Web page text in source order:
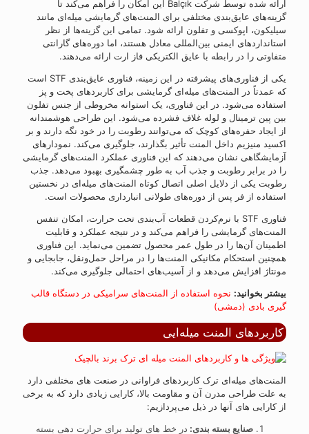
ارائه‌ شده توسط شرکت Balçık این امکان را فراهم می‌کند تا
گزینه‌های عایق‌بندی مختلفی برای المنت‌های گرمایشی میله‌ای مانند
سیلیکون، اپوکسی و تفلون ارائه شود. تمامی این گزینه‌ها از نظر
استانداردهای ایمنی بین‌المللی معادل هستند، اما دوره‌های گارانتی
متفاوتی را در رابطه با عایق الکتریکی فاز ارت ارائه می‌دهند.
یکی از فناوری‌های پیشرفته در این زمینه، فناوری عایق‌بندی STF است
که عمدتاً در المنت‌های میله‌ای گرمایشی برای کاربردهای پخت‌ و پز
استفاده می‌شود. در این فناوری، یک استوانه مخروطی از جنس تفلون
بین پین ترمینال و لوله غلاف فشرده می‌شود. این طراحی هوشمندانه
از ایجاد حفره‌های کوچک که می‌توانند رطوبت را در خود نگه دارند و بر
اکسید منیزیم داخل المنت تأثیر بگذارند، جلوگیری می‌کند. نمودارهای
آزمایشگاهی نشان می‌دهند که این فناوری عملکرد المنت‌های گرمایشی
را در برابر رطوبت و جذب آب به‌ طور چشمگیری بهبود می‌دهد. جذب
رطوبت یکی از دلایل اصلی اتصال کوتاه المنت‌های میله‌ای در نخستین
استفاده از فر پس از دوره‌های طولانی انبارداری محصولات است.
فناوری STF با نرم‌کردن قطعات آب‌بندی تحت حرارت، امکان تنفس
المنت‌های گرمایشی را فراهم می‌کند و در نتیجه عملکرد و قابلیت
اطمینان آن‌ها را در طول عمر محصول تضمین می‌نماید. این فناوری
همچنین استحکام مکانیکی المنت‌ها را در مراحل حمل‌ونقل، جابجایی و
مونتاژ افزایش می‌دهد و از آسیب‌های احتمالی جلوگیری می‌کند.
بیشتر بخوانید: نحوه استفاده از المنت‌های سرامیکی در دستگاه قالب
‌گیری بادی (دمشی)
کاربردهای المنت میله‌ایی
المنت‌های میله‌ای ترک کاربردهای فراوانی در صنعت های مختلفی دارد
به علت طراحی مدرن آن و مقاومت بالا، کارایی زیادی دارد که به برخی
از کارایی های آنها در ذیل می‌پردازیم:
صنایع بسته بندی: در خط های تولید برای حرارت دهی بسته